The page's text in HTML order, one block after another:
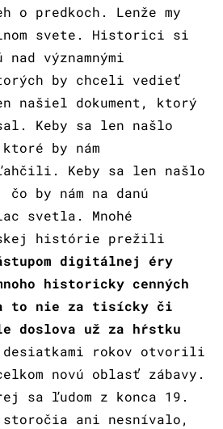
o predkoch. Lenže my
svete. Historici si
významnými
by chceli vedieť
našiel dokument, ktorý
Keby sa len našlo
by nám
Keby sa len našlo
by nám na danú
svetla. Mnohé
histórie prežili
digitálnej éry
historicky cenných
to nie za tisícky či
doslova už za hŕstku
desiatkami rokov otvorili
novú oblasť zábavy.
sa ľudom z konca 19.
ani nesnívalo,